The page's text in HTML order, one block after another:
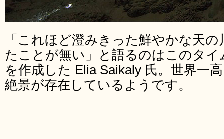
「これほど澄みきった鮮やかな天
たことが無い」と語るのはこのタイ
を作成した Elia Saikaly 氏。世界一
絶景が存在しているようです。